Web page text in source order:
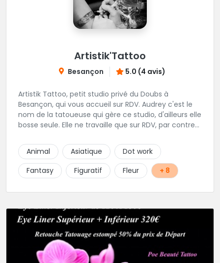
Artistik'Tattoo
Besançon 5.0 (4 avis)
Artistik Tattoo, petit studio privé du Doubs à
Besançon, qui vous accueil sur RDV. Audrey c'est le
nom de la tatoueuse qui gère ce studio, d'ailleurs elle
bosse seule. Elle ne travaille que sur RDV, par contre
petits ou grands. Son truc, c'est que tant que ça ne
"match" pas, tu ne seras pas satisfait, du coup elle
écoute beaucoup pour aboutir au projet parfait.
Projets qui sont toujours uniques d'ailleurs.
pas.
Animal Asiatique
Dot work
Fantasy
Figuratif Fleur + 8